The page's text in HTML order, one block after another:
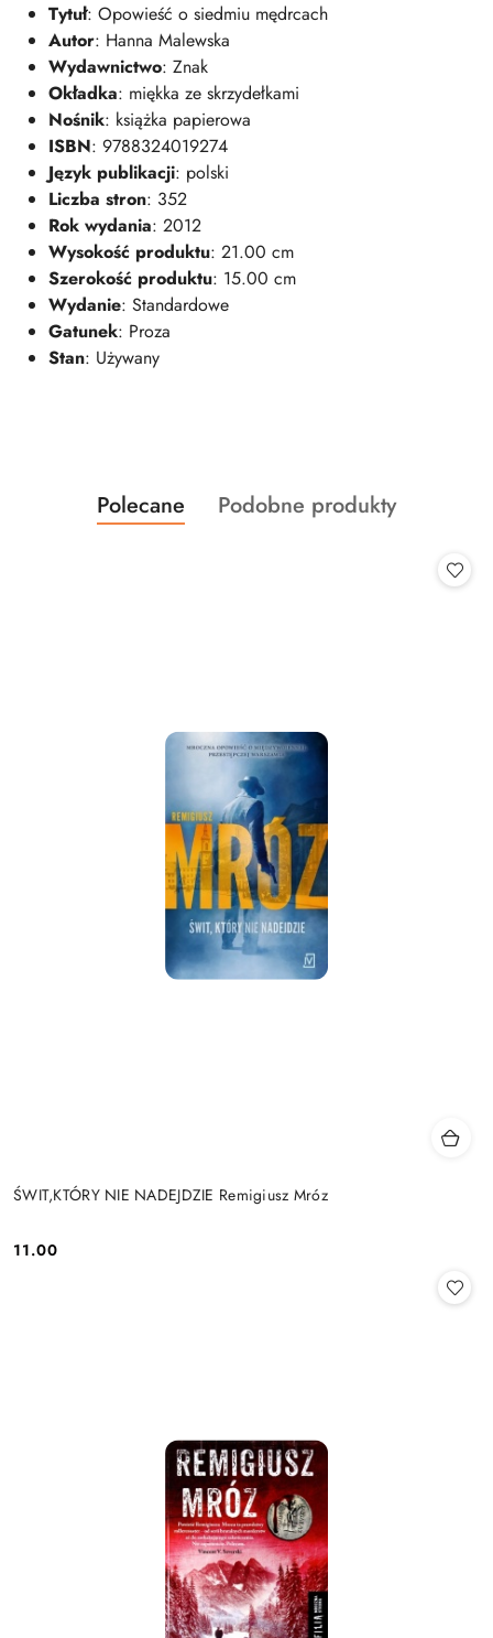
Tytuł: Opowieść o siedmiu mędrcach
Autor: Hanna Malewska
Wydawnictwo: Znak
Okładka: miękka ze skrzydełkami
Nośnik: książka papierowa
ISBN: 9788324019274
Język publikacji: polski
Liczba stron: 352
Rok wydania: 2012
Wysokość produktu: 21.00 cm
Szerokość produktu: 15.00 cm
Wydanie: Standardowe
Gatunek: Proza
Stan: Używany
Pomiń karuzelę produktów
Produkty
o
Polecane
Produkty
Podobne produkty
ŚWIT,KTÓRY NIE NADEJDZIE Remigiusz Mróz
Cena:
11.00